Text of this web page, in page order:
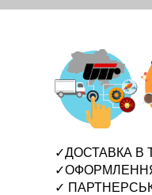
✓ДОСТАВКА В
✓